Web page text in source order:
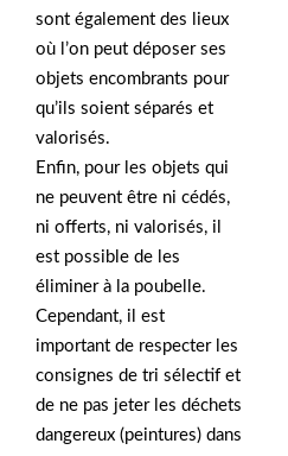
sont également des lieux
où l’on peut déposer ses
objets encombrants pour
qu’ils soient séparés et
valorisés.
Enfin, pour les objets qui
ne peuvent être ni cédés,
ni offerts, ni valorisés, il
est possible de les
éliminer à la poubelle.
Cependant, il est
important de respecter les
consignes de tri sélectif et
de ne pas jeter les déchets
dangereux (peintures) dans